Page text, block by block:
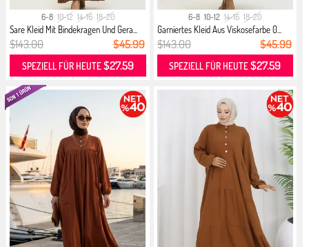
6-8 10-12 14-16 18-20
Sare Kleid Mit Bindekragen Und Gera...
$143.00 $45.99
SPEZIELL FÜR HEUTE$27.59
6-8 10-12 14-16 18-20
Garniertes Kleid Aus Viskosefarbe 0...
$143.00 $45.99
SPEZIELL FÜR HEUTE$27.59